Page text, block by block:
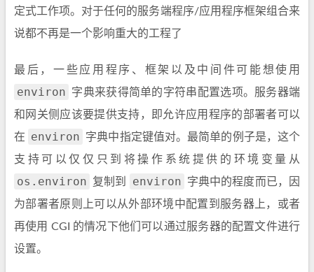
定式工作项。对于任何的服务端程序/应用程序框架组合来
说都不再是一个影响重大的工程了
最后，一些应用程序、框架以及中间件可能想使用
environ
字典来获得简单的字符串配置选项。服务器端
和网关侧应该要提供支持，即允许应用程序的部署者可以
在
environ
字典中指定键值对。最简单的例子是，这个
支持可以仅仅只到将操作系统提供的环境变量从
os.environ 复制到 environ
字典中的程度而已，因
为部署者原则上可以从外部环境中配置到服务器上，或者
再使用 CGI 的情况下他们可以通过服务器的配置文件进行
设置。